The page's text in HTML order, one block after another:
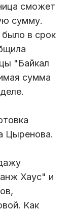
сможет
сумму.
было в срок
"Байкал
сумма
Цыренова.
Хаус" и
Как